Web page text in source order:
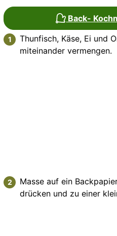
Back-
Thunfisch, Käse, Ei und
miteinander vermengen.
Masse auf ein
drücken und zu einer